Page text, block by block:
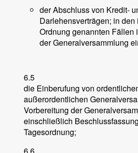
der Abschluss von Kredit-
Darlehensverträgen; in den
Ordnung genannten Fällen
der Generalversammlung
6.5
die Einberufung von
außerordentlichen
Vorbereitung der
einschließlich
Tagesordnung;